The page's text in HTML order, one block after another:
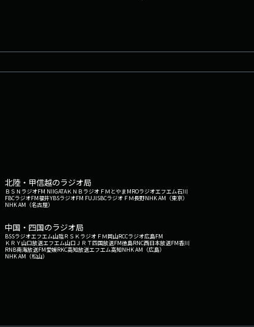
北陸・甲信越のラジオ局
ＢＳＮラジオFM NIIGATAＫＮＢラジオ ＦＭとやまMROラジオエフエム石川
FBCラジオFM福井YBSラジオFM FUJISBCラジオ ＦＭ長野NHK AM（東京）
NHK AM（名古屋）
中国・四国のラジオ局
BSSラジオエフエム山陰ＲＳＫラジオ ＦＭ岡山RCCラジオ広島FM
ＫＲＹ山口放送エフエム山口 ＪＲＴ四国放送FM徳島RNC西日本放送FM香川
RNB南海放送FM愛媛RKC高知放送エフエム高知NHK AM（広島）
NHK AM（松山）